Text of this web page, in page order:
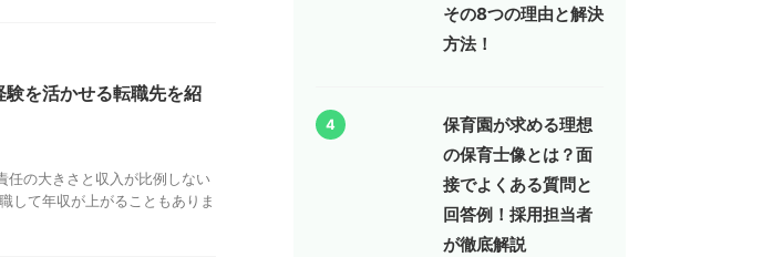
を活かせる転職先を紹
任の大きさと収入が比例しない
して年収が上がることもありま
その8つの理由と解決
方法！
4
保育園が求める理想
の保育士像とは？面
接でよくある質問と
回答例！採用担当者
が徹底解説